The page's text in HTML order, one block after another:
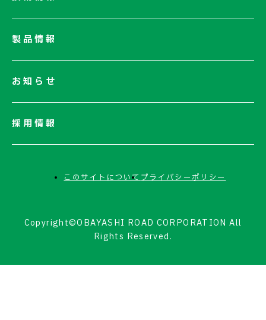
ネットワーク
製品情報
お知らせ
採用情報
このサイトについてプライバシーポリシー
Copyright©OBAYASHI ROAD CORPORATION All
Rights Reserved.